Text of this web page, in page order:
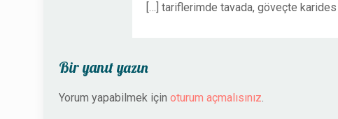
[…] tariflerimde tavada, göveçte
Bir yanıt yazın
Yorum yapabilmek için oturum açmalısınız.